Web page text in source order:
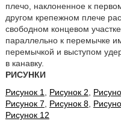
плечо, наклоненное к
другом крепежном плече
свободном концевом
параллельно к перемычке
перемычкой и выступом
в канавку.
РИСУНКИ
Рисунок 1
Рисунок 2
Рисунок 7
Рисунок 8,
Рисунок 12